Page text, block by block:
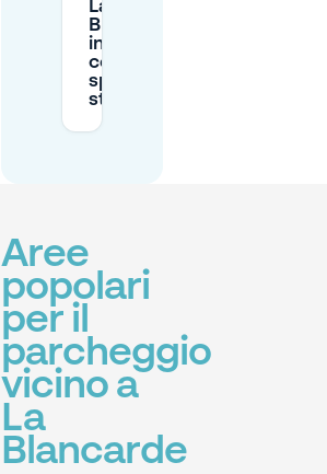
La
Blancarde
invece di
cercare
spazi in
strada?
Aree
popolari
per il
parcheggio
vicino a
La
Blancarde